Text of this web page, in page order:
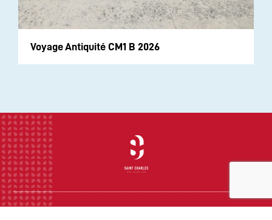
Voyage Antiquité CM1 B 2026